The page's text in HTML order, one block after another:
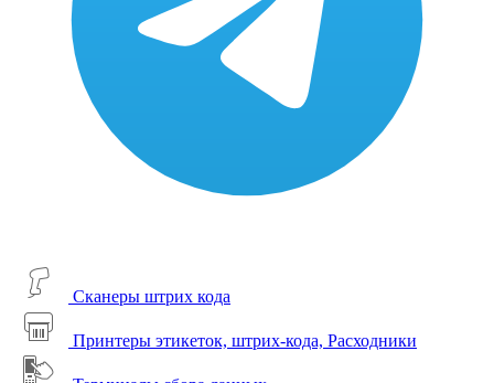
Сканеры штрих кода
Принтеры этикеток, штрих-кода, Расходники